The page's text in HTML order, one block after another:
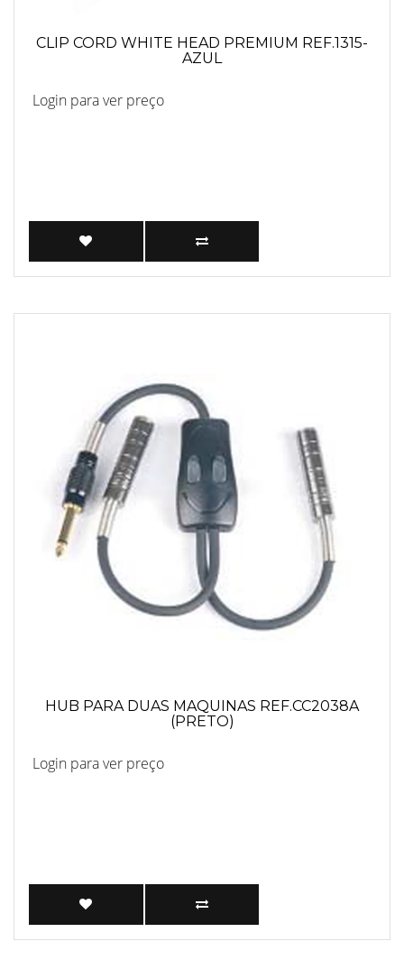
CLIP CORD WHITE HEAD PREMIUM REF.1315-
AZUL
Login para ver preço
HUB PARA DUAS MAQUINAS REF.CC2038A
(PRETO)
Login para ver preço